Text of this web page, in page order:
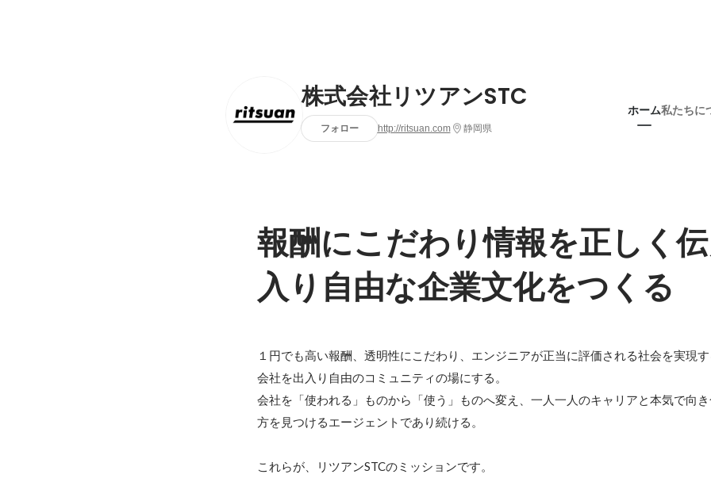
株式会社リツアンSTC
フォロー http://ritsuan.com 静岡県
ホーム私たちに
報酬にこだわり情報を正しく
入り自由な企業文化をつくる
１円でも高い報酬、透明性にこだわり、エンジニアが正当に評価される社会を実現
会社を出入り自由のコミュニティの場にする。
会社を「使われる」ものから「使う」ものへ変え、一人一人のキャリアと本気で向
方を見つけるエージェントであり続ける。
これらが、リツアンSTCのミッションです。